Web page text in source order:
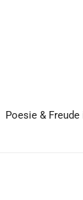
Poesie &